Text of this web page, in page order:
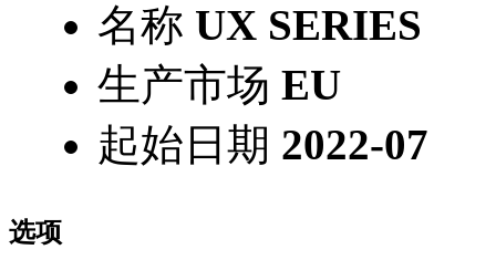
名称 UX SERIES
生产市场 EU
起始日期 2022-07
选项